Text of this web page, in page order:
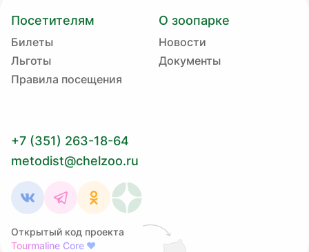
Посетителям
Билеты
Льготы
Правила посещения
О зоопарке
Новости
Документы
+7 (351) 263-18-64
metodist@chelzoo.ru
Открытый код проекта
Tourmaline Core ❤